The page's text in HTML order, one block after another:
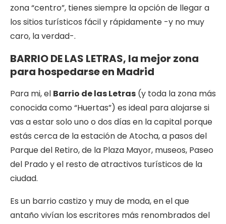
zona “centro”, tienes siempre la opción de llegar a
los sitios turísticos fácil y rápidamente -y no muy
caro, la verdad-.
BARRIO DE LAS LETRAS, la mejor zona
para hospedarse en Madrid
Para mi, el Barrio de las Letras (y toda la zona más
conocida como “Huertas”) es ideal para alojarse si
vas a estar solo uno o dos días en la capital porque
estás cerca de la estación de Atocha, a pasos del
Parque del Retiro, de la Plaza Mayor, museos, Paseo
del Prado y el resto de atractivos turísticos de la
ciudad.
Es un barrio castizo y muy de moda, en el que
antaño vivían los escritores más renombrados del